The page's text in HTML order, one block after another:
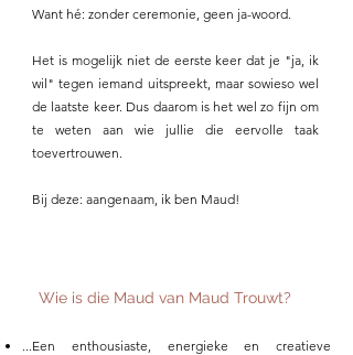
Want hé: zonder ceremonie, geen ja-woord.
Het is mogelijk niet de eerste keer dat je "ja, ik
wil" tegen iemand uitspreekt, maar sowieso wel
de laatste keer. Dus daarom is het wel zo fijn om
te weten aan wie jullie die eervolle taak
toevertrouwen.
Bij deze: aangenaam, ik ben Maud!
Wie is die Maud van Maud Trouwt?
...Een enthousiaste, energieke en creatieve